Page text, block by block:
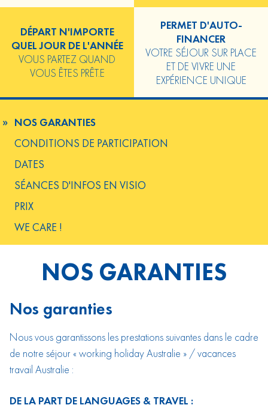
DÉPART N'IMPORTE
QUEL JOUR DE L'ANNÉE
VOUS PARTEZ QUAND
VOUS ÊTES PRÊT.E
PERMET D'AUTO-
FINANCER
VOTRE SÉJOUR SUR PLACE
ET DE VIVRE UNE
EXPÉRIENCE UNIQUE
NOS GARANTIES
CONDITIONS DE PARTICIPATION
DATES
SÉANCES D'INFOS EN VISIO
PRIX
WE CARE !
NOS GARANTIES
Nos garanties
Nous vous garantissons les prestations suivantes dans le cadre
de notre séjour « working holiday Australie » / vacances
travail Australie :
DE LA PART DE LANGUAGES & TRAVEL :